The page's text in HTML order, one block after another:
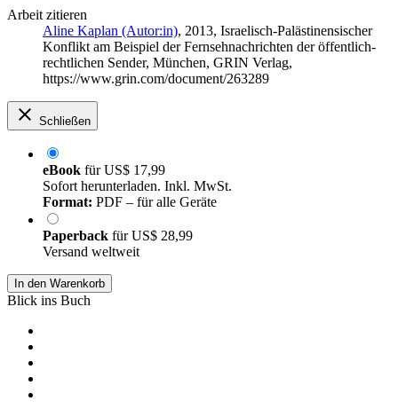
Arbeit zitieren
Aline Kaplan (Autor:in), 2013, Israelisch-Palästinensischer
Konflikt am Beispiel der Fernsehnachrichten der öffentlich-
rechtlichen Sender, München, GRIN Verlag,
https://www.grin.com/document/263289
Schließen
eBook fürUS$ 17,99
Sofort herunterladen. Inkl. MwSt.
Format: PDF – für alle Geräte
Paperback fürUS$ 28,99
Versand weltweit
In den Warenkorb
Blick ins Buch